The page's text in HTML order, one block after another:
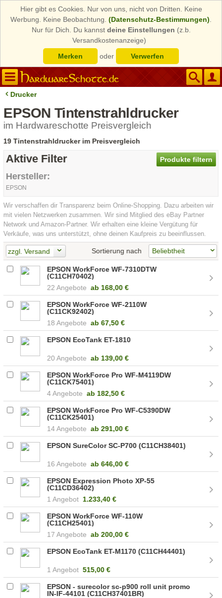
Hier gibt es Cookies. Nur von uns, nicht von Dritten. Keine
Werbung. Keine Beobachtung. (Datenschutz-Bestimmungen)
Nur für Dich. Du kannst deine Einstellungen (z.b.
Versandkostenanzeige)
Merken
oder Verwerfen
Drucker
EPSON Tintenstrahldrucker
im Hardwareschotte Preisvergleich
19 Tintenstrahldrucker im Preisvergleich
Produkte filtern
Aktive Filter
Hersteller:
EPSON
Wir verschaffen dir Transparenz beim Online-Shopping. Dazu arbeiten wir
mit vielen Netzwerken zusammen. Wir sind Mitglied des eBay Partner
Network und Amazon-Partner. Wir erhalten eine kleine Vergütung für
Verkäufe, was uns unterstützt, ohne deinen Kaufpreis zu beeinflussen.
zzgl. Versand Sortierung nach
EPSON WorkForce WF-7310DTW
(C11CH70402)
22 Angebote ab 168,00 €
EPSON WorkForce WF-2110W
(C11CK92402)
18 Angebote ab 67,50 €
EPSON EcoTank ET-1810
20 Angebote ab 139,00 €
EPSON WorkForce Pro WF-M4119DW
(C11CK75401)
4 Angebote ab 182,50 €
EPSON WorkForce Pro WF-C5390DW
(C11CK25401)
14 Angebote ab 291,00 €
EPSON SureColor SC-P700 (C11CH38401)
16 Angebote ab 646,00 €
EPSON Expression Photo XP-55
(C11CD36402)
1 Angebot 1.233,40 €
EPSON WorkForce WF-110W
(C11CH25401)
17 Angebote ab 200,00 €
EPSON EcoTank ET-M1170 (C11CH44401)
1 Angebot 515,00 €
EPSON - surecolor sc-p900 roll unit promo
IN-IF-44101 (C11CH37401BR)